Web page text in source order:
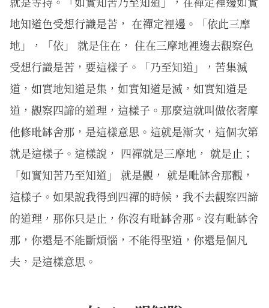
地知道色受想行識是苦， 在禪定裡邊。「依此三摩
地」，「依」 就是住在， 住在三摩地裡邊去觀察色
受想行識是苦，要這樣子。「乃至知道」，苦集滅
道，如實地知道是集，如實知道是滅，如實知道是
道，觀察四諦的道理，這樣子。那麼這就叫做依奢摩
他修毗缽舍那，是這樣意思。這就是漸次，這個次第
就是這樣子。這樣說， 四禪就是三摩地， 就是止；
「如實知苦乃至知道」 就是觀， 就是毗缽舍那觀，
這樣子。如果說我得到四禪的時候，我不去觀察四諦
的道理，那你只是止，你沒有毗缽舍那。沒有毗缽舍
那，你還是不能斷煩惱，不能得聖道，你還是個凡
夫，是這樣意思。